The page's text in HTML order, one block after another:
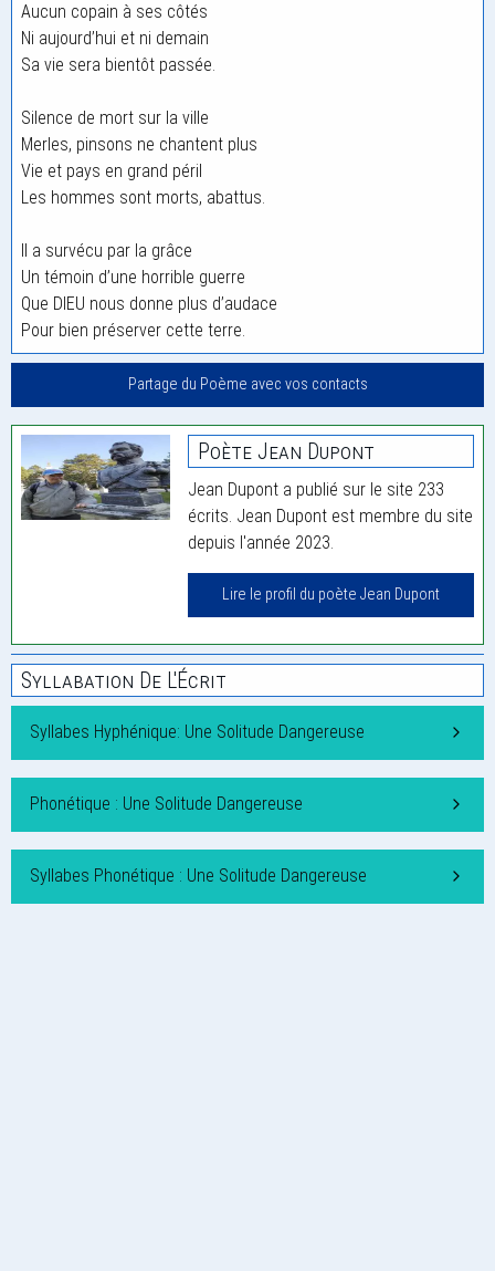
Aucun copain à ses côtés
Ni aujourd’hui et ni demain
Sa vie sera bientôt passée.
Silence de mort sur la ville
Merles, pinsons ne chantent plus
Vie et pays en grand péril
Les hommes sont morts, abattus.
Il a survécu par la grâce
Un témoin d’une horrible guerre
Que DIEU nous donne plus d’audace
Pour bien préserver cette terre.
Partage du Poème avec vos contacts
Poète Jean Dupont
Jean Dupont a publié sur le site 233
écrits. Jean Dupont est membre du site
depuis l'année 2023.
Lire le profil du poète Jean Dupont
Syllabation De L'Écrit
Syllabes Hyphénique: Une Solitude Dangereuse
Phonétique : Une Solitude Dangereuse
Syllabes Phonétique : Une Solitude Dangereuse